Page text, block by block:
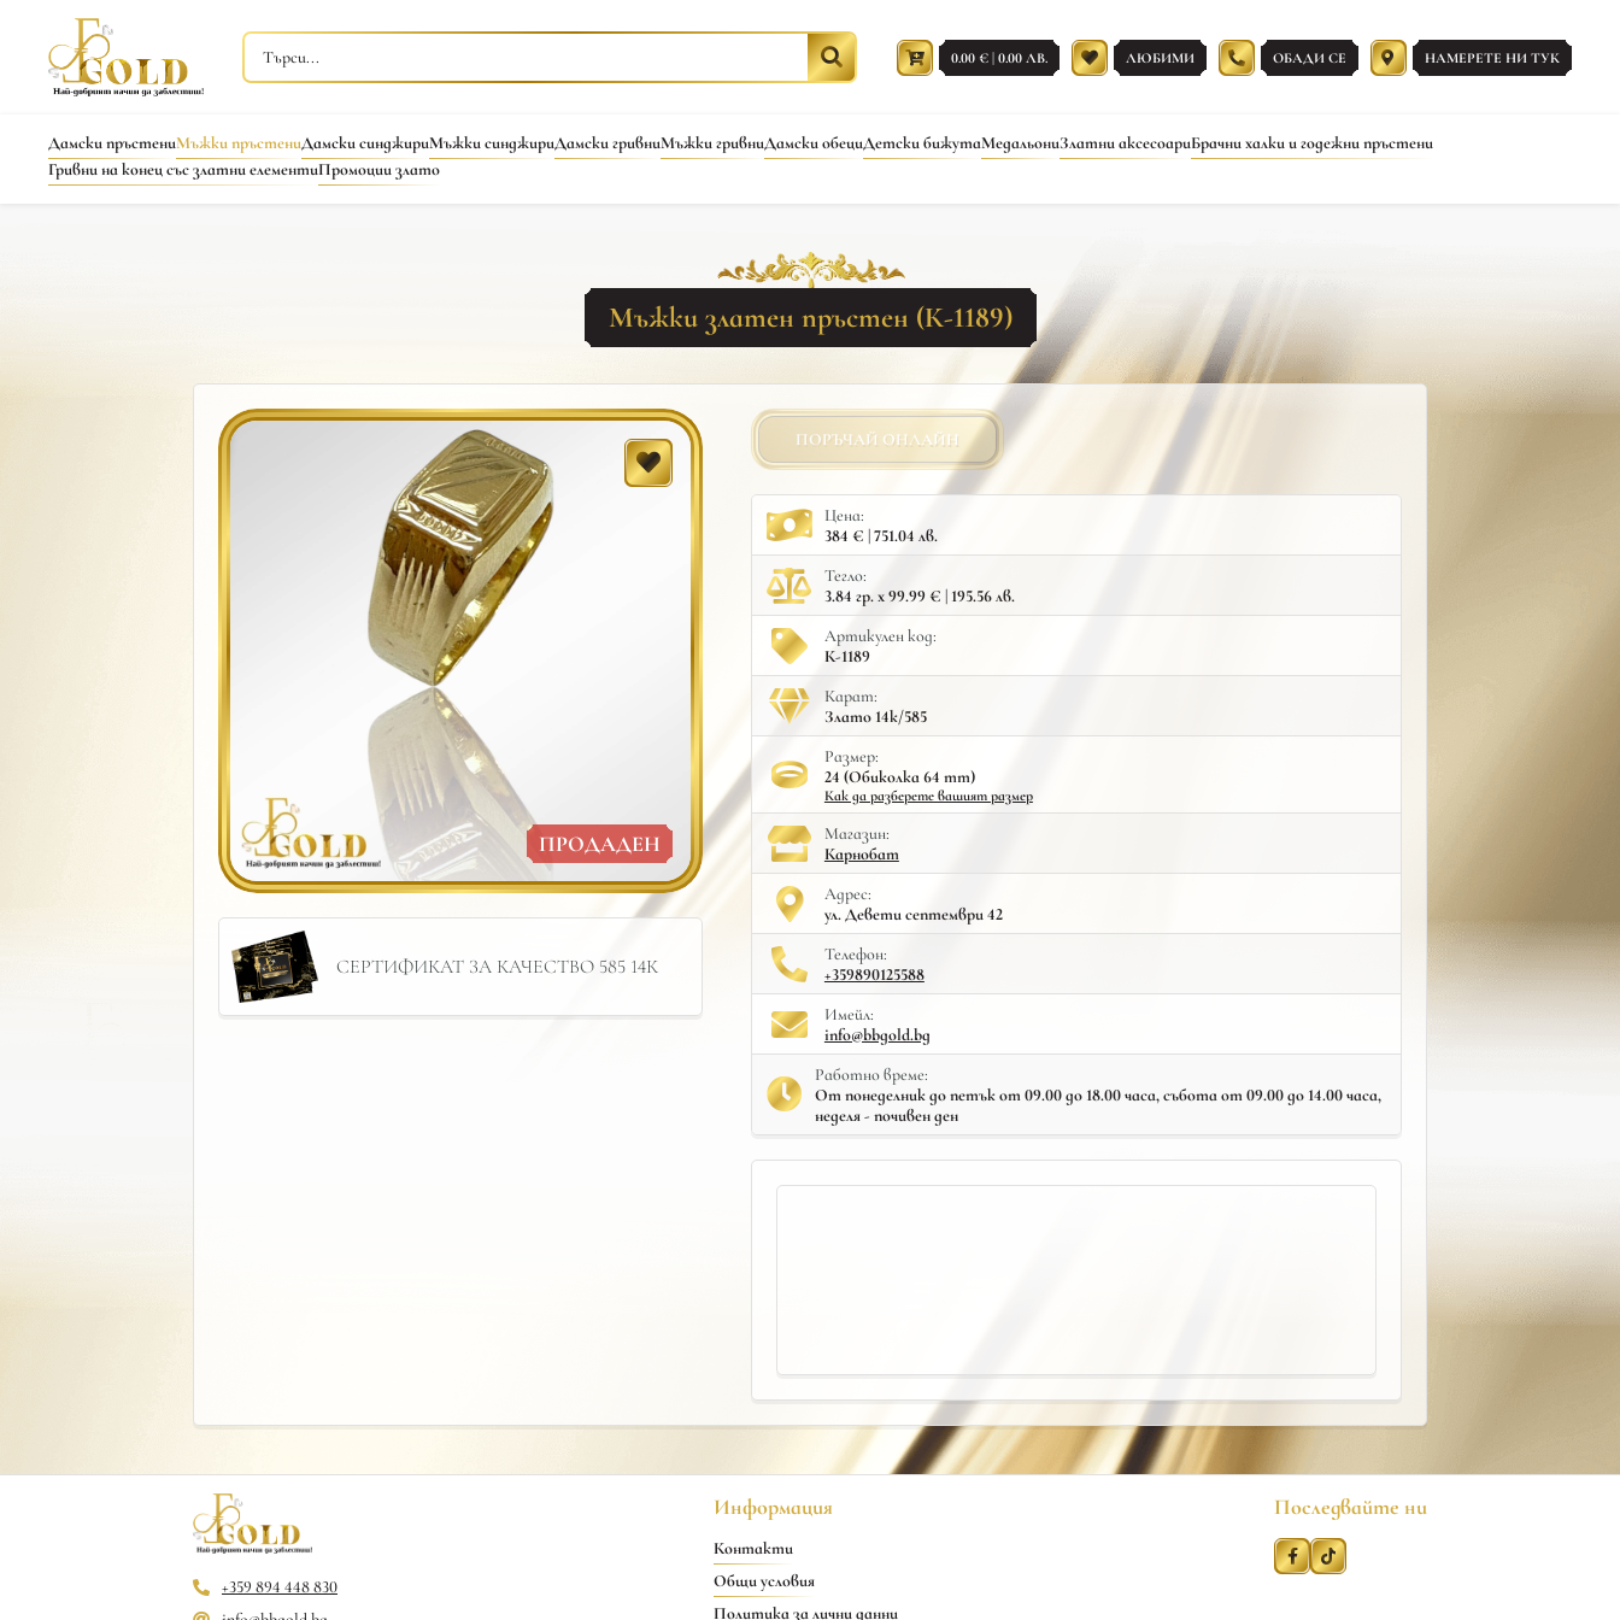
0.00 € | 0.00 ЛВ. ЛЮБИМИ ОБАДИ СЕ НАМЕРЕТЕ НИ ТУК
Дамски пръстениМъжки пръстениДамски синджириМъжки синджириДамски гривниМъжки гривниДамски обециДетски бижутаМедальониЗлатни аксесоариБрачни халки и годежни пръстени
Гривни на конец със златни елементиПромоции злато
Мъжки златен пръстен (К-1189)
ПРОДАДЕН
СЕРТИФИКАТ ЗА КАЧЕСТВО 585 14К
ПОРЪЧАЙ ОНЛАЙН
Цена:
384 € | 751.04 лв.
Тегло:
3.84 гр. x 99.99 € | 195.56 лв.
Артикулен код:
К-1189
Карат:
Злато 14к/585
Размер:
24 (Обиколка 64 mm)
Как да разберете вашият размер
Mагазин:
Карнобат
Адрес:
ул. Девети септември 42
Телефон:
+359890125588
Имейл:
info@bbgold.bg
Работно време:
От понеделник до петък от 09.00 до 18.00 часа, събота от 09.00 до 14.00 часа,
неделя - почивен ден
+359 894 448 830
Информация
Контакти
Общи условия
Политика за лични данни
Последвайте ни